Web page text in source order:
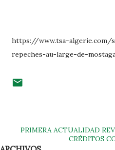
https://www.tsa-algerie.com/
repeches-au-large-de-
PRIMERA ACTUALIDAD
CRÉDITOS